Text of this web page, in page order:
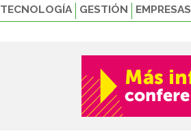
TECNOLOGÍA GESTIÓN EMPRESAS